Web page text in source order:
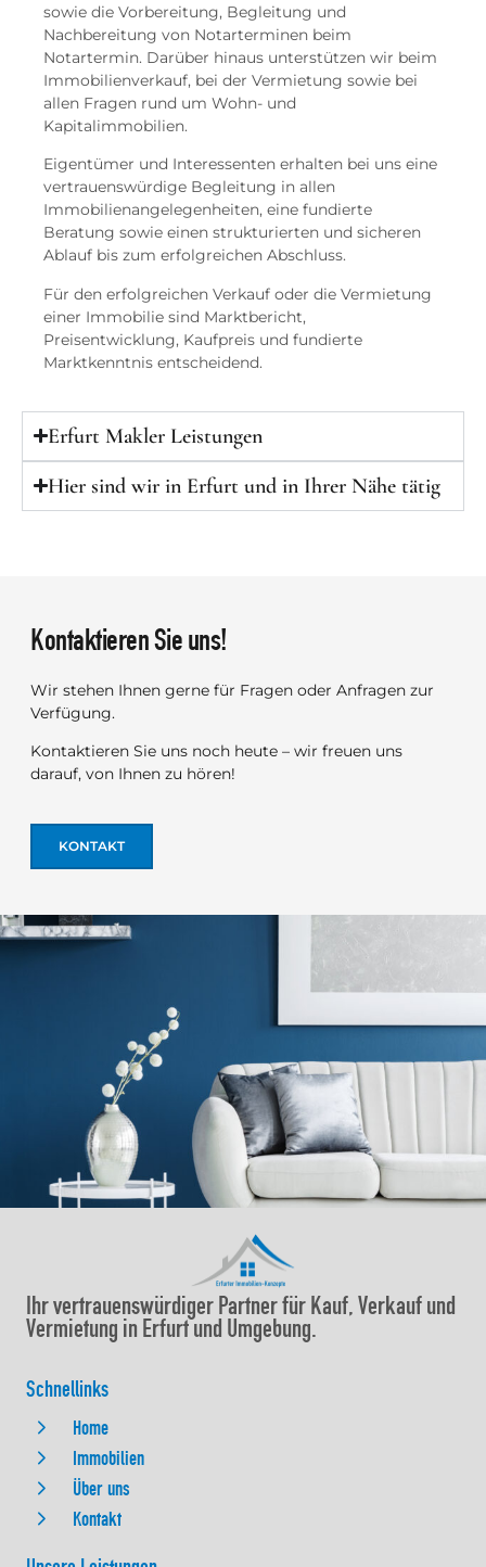
sowie die Vorbereitung, Begleitung und
Nachbereitung von Notarterminen beim
Notartermin. Darüber hinaus unterstützen wir beim
Immobilienverkauf, bei der Vermietung sowie bei
allen Fragen rund um Wohn- und
Kapitalimmobilien.
Eigentümer und Interessenten erhalten bei uns eine
vertrauenswürdige Begleitung in allen
Immobilienangelegenheiten, eine fundierte
Beratung sowie einen strukturierten und sicheren
Ablauf bis zum erfolgreichen Abschluss.
Für den erfolgreichen Verkauf oder die Vermietung
einer Immobilie sind Marktbericht,
Preisentwicklung, Kaufpreis und fundierte
Marktkenntnis entscheidend.
Erfurt Makler Leistungen
Hier sind wir in Erfurt und in Ihrer Nähe tätig
Kontaktieren Sie uns!
Wir stehen Ihnen gerne für Fragen oder Anfragen zur
Verfügung.
Kontaktieren Sie uns noch heute – wir freuen uns
darauf, von Ihnen zu hören!
KONTAKT
Ihr vertrauenswürdiger Partner für Kauf, Verkauf und
Vermietung in Erfurt und Umgebung.
Schnellinks
Home
Immobilien
Über uns
Kontakt